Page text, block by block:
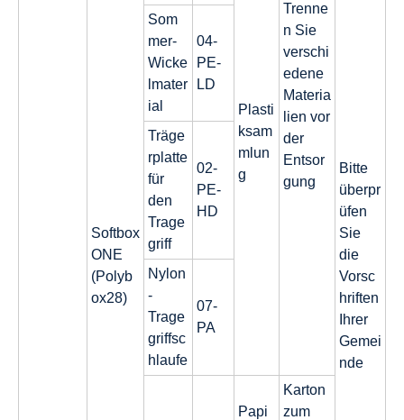
Softbox
ONE
(Polyb
ox28)
Trenne
n Sie
verschi
edene
Materia
lien vor
der
Entsor
gung
Bitte
überpr
üfen
Sie
die
Vorsc
hriften
Ihrer
Gemei
nde
Plasti
ksam
mlun
g
Som
mer-
Wicke
lmater
ial
04-
PE-
LD
Träge
rplatte
für
den
Trage
griff
02-
PE-
HD
Nylon
-
Trage
griffsc
hlaufe
07-
PA
Papi
Karton
zum